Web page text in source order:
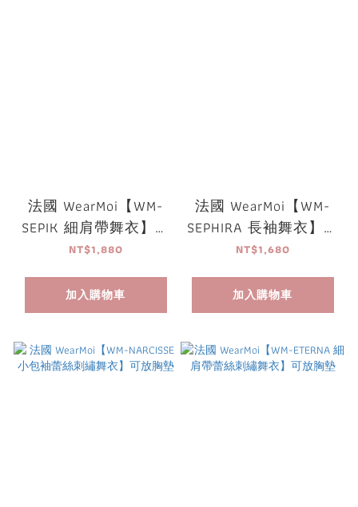
法國 WearMoi【WM-
SEPIK 細肩帶舞衣】可
放胸墊
NT$1,880
加入購物車
法國 WearMoi【WM-
SEPHIRA 長袖舞衣】可
放胸墊
NT$1,680
加入購物車